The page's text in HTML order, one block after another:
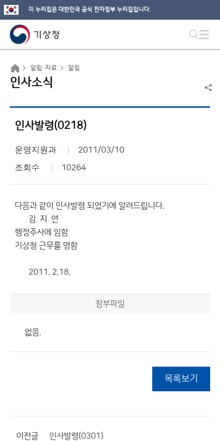
이 누리집은 대한민국 공식 전자정부 누리집입니다.
알림·자료 알림
인사소식
인사발령(0218)
운영지원과 2011/03/10
조회수 10264
다음과 같이 인사발령 되었기에 알려드립니다.
김 지 연
행정주사에 임함
기상청 근무를 명함
2011. 2.18.
첨부파일
없음.
목록보기
이전글 인사발령(0301)